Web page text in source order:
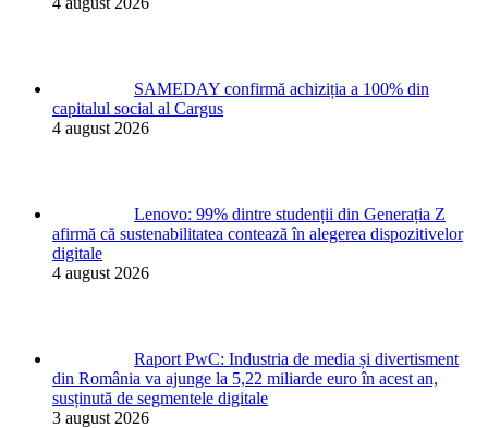
SAMEDAY confirmă achiziția a 100% din
capitalul social al Cargus
4 august 2026
Lenovo: 99% dintre studenții din Generația Z
afirmă că sustenabilitatea contează în alegerea dispozitivelor
digitale
4 august 2026
Raport PwC: Industria de media și divertisment
din România va ajunge la 5,22 miliarde euro în acest an,
susținută de segmentele digitale
3 august 2026